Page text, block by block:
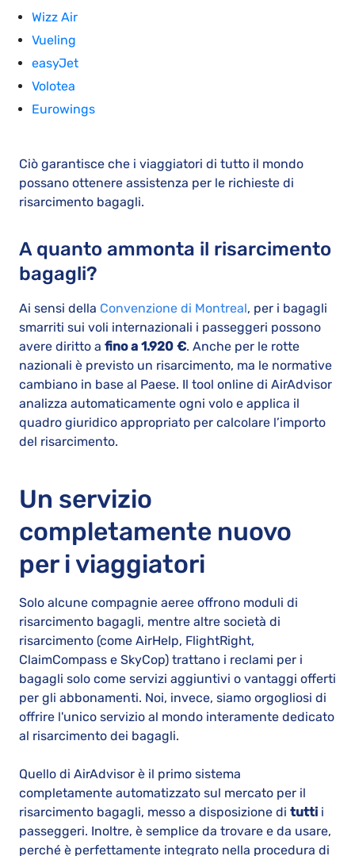
Wizz Air
Vueling
easyJet
Volotea
Eurowings
Ciò garantisce che i viaggiatori di tutto il mondo
possano ottenere assistenza per le richieste di
risarcimento bagagli.
A quanto ammonta il risarcimento
bagagli?
Ai sensi della Convenzione di Montreal, per i bagagli
smarriti sui voli internazionali i passeggeri possono
avere diritto a fino a 1.920 €. Anche per le rotte
nazionali è previsto un risarcimento, ma le normative
cambiano in base al Paese. Il tool online di AirAdvisor
analizza automaticamente ogni volo e applica il
quadro giuridico appropriato per calcolare l’importo
del risarcimento.
Un servizio
completamente nuovo
per i viaggiatori
Solo alcune compagnie aeree offrono moduli di
risarcimento bagagli, mentre altre società di
risarcimento (come AirHelp, FlightRight,
ClaimCompass e SkyCop) trattano i reclami per i
bagagli solo come servizi aggiuntivi o vantaggi offerti
per gli abbonamenti. Noi, invece, siamo orgogliosi di
offrire l'unico servizio al mondo interamente dedicato
al risarcimento dei bagagli.
Quello di AirAdvisor è il primo sistema
completamente automatizzato sul mercato per il
risarcimento bagagli, messo a disposizione di tutti i
passeggeri. Inoltre, è semplice da trovare e da usare,
perché è perfettamente integrato nella procedura di